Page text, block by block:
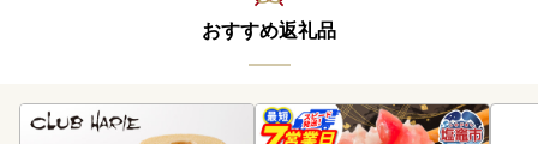
おすすめ返礼品